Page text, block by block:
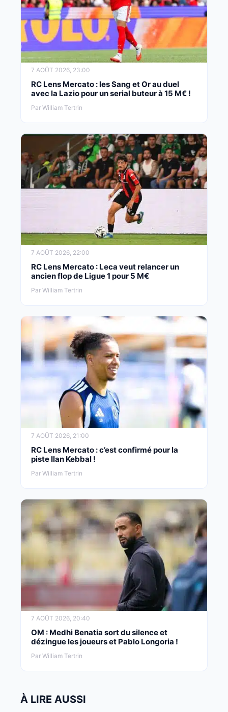
7 AOÛT 2026, 23:00
RC Lens Mercato : les Sang et Or au duel
avec la Lazio pour un serial buteur à 15 M€ !
Par William Tertrin
7 AOÛT 2026, 22:00
RC Lens Mercato : Leca veut relancer un
ancien flop de Ligue 1 pour 5 M€
Par William Tertrin
7 AOÛT 2026, 21:00
RC Lens Mercato : c’est confirmé pour la
piste Ilan Kebbal !
Par William Tertrin
7 AOÛT 2026, 20:40
OM : Medhi Benatia sort du silence et
dézingue les joueurs et Pablo Longoria !
Par William Tertrin
À LIRE AUSSI